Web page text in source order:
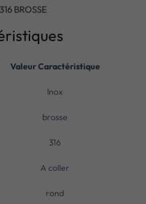
BROSSE
Valeur Caractéristique
Inox
brosse
316
A coller
rond